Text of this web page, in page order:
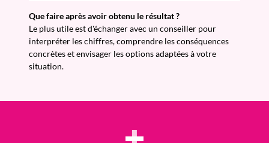
Que faire après avoir obtenu le résultat ?
Le plus utile est d'échanger avec un conseiller pour
interpréter les chiffres, comprendre les conséquences
concrètes et envisager les options adaptées à votre
situation.